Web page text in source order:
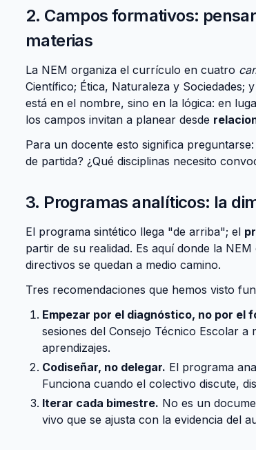
2. Campos formativos:
materias
La NEM organiza el currículo en cuatro
Científico; Ética, Naturaleza y
está en el nombre, sino en la lógica: en
los campos invitan a planear desde
Para un docente esto significa
de partida? ¿Qué disciplinas necesito
3. Programas analíticos: la
El programa sintético llega "de arriba"; el
partir de su realidad. Es aquí donde la
directivos se quedan a medio camino.
Tres recomendaciones que hemos visto
Empezar por el diagnóstico, no por el
sesiones del Consejo Técnico Escolar
aprendizajes.
Codiseñar, no delegar. El programa
Funciona cuando el colectivo discute,
Iterar cada bimestre. No es un
vivo que se ajusta con la evidencia del